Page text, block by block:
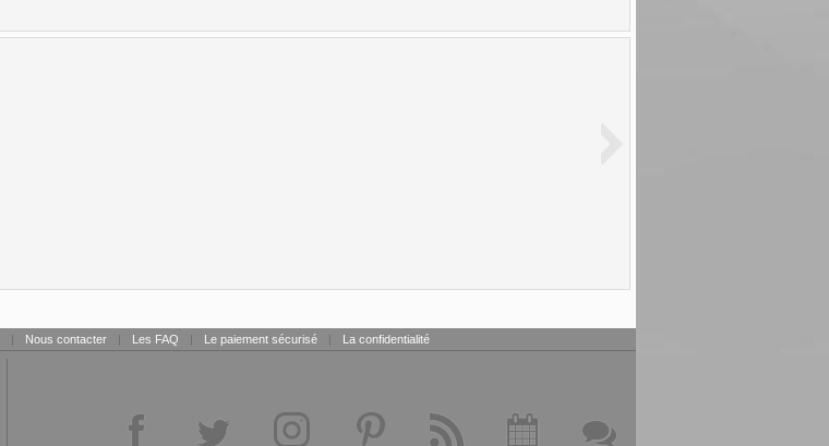
| Nous contacter | Les FAQ | Le paiement sécurisé | La confidentialité